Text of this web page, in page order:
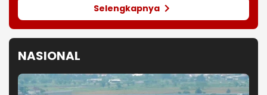
Selengkapnya
NASIONAL